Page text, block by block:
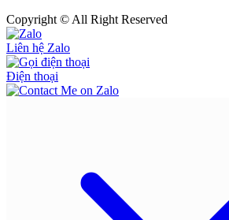
Copyright © All Right Reserved
Liên hệ Zalo
Điện thoại